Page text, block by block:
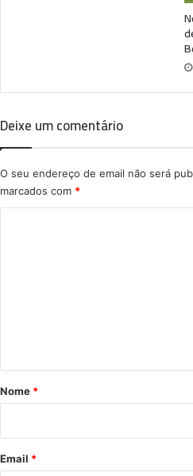
Deixe um comentário
O seu endereço de email não será
marcados com *
r
*
Nome *
Email *